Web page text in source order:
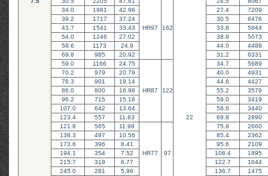
22
HR97 162
34.0
1981 42.96 27.4
7209
39.2
1717 37.24 30.5
6476
43.7
1541 33.43 33.8
5844
54.0
1246 27.02 38.9
5073
58.6
1173 24.9 44.0
4489
69.8
985 20.92 31.2
6331
59.0
1166 24.75
HR87 122
34.7
5689
70.2
979 20.79 40.0
4931
76.3
901 19.14 44.6
4427
86.0
800 16.98 55.2
3579
96.2
715 15.18 59.0
3419
107.0
642 13.64 58.6
3440
123.4
557 11.83 69.8
2890
121.8
565 11.99
HR77 97
75.8
2660
138.3
497 10.56 85.4
2362
173.6
396 8.41 95.6
2109
194.1
354 7.52 106.4
1895
215.7
319 6.77 122.7
1644
245.0
281 5.96 136.7
1475